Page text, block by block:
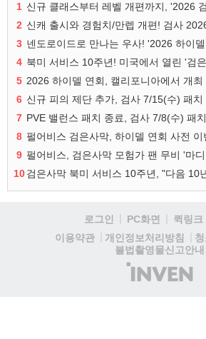
1
2 신캐 출시와 경험치/만렙 개편! 검사
3
4 북미 서비스 10주년! 미국에서 열린 '검
5 2026 하이델 연회, 캘리포니아에서 개최
6 신규 피의 제단 추가, 검사 7/15(수) 패치
7 PVE 밸런스 패치 종료, 검사 7/8(수) 패
8 펄어비스 검은사막, 하이델 연회 사전 이
9
10
로그인 PC화면 퀵링크
이용약관
개인정보처리방침
불법촬영물신고안내
(주)
인